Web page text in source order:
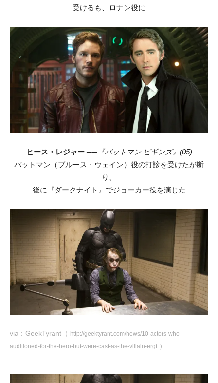
受けるも、ロナン役に
ヒース・レジャー──『バットマン ビギンズ』(05)
バットマン（ブルース・ウェイン）役の打診を受けたが断
り、
後に『ダークナイト』でジョーカー役を演じた
via：GeekTyrant（ http://geektyrant.com/news/10-actors-who-
auditioned-for-the-hero-but-were-cast-as-the-villain-ergt ）